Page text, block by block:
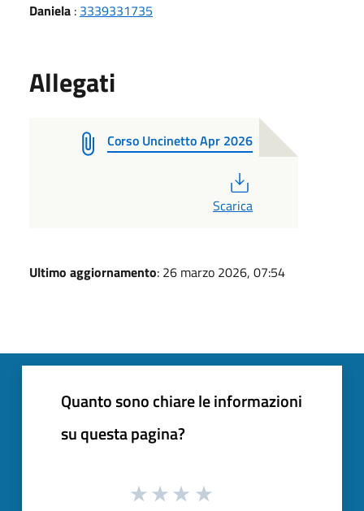
Daniela : 3339331735
Allegati
Corso Uncinetto Apr 2026
Scarica
Ultimo aggiornamento: 26 marzo 2026, 07:54
Quanto sono chiare le informazioni
su questa pagina?